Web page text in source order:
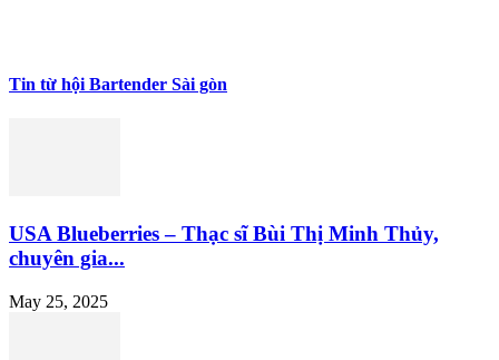
Tin từ hội Bartender Sài gòn
USA Blueberries – Thạc sĩ Bùi Thị Minh Thủy,
chuyên gia...
May 25, 2025